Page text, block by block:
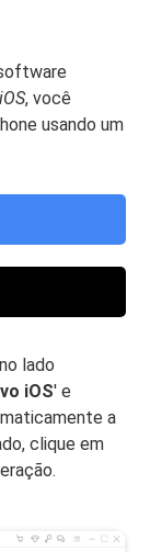
, você
usando um
lado
iOS' e
a
clique em